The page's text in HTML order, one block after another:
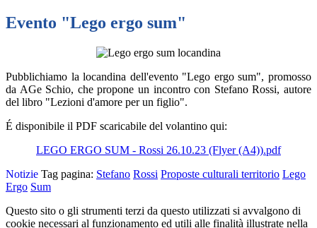
Evento "Lego ergo sum"
Pubblichiamo la locandina dell'evento "Lego ergo sum", promosso
da AGe Schio, che propone un incontro con Stefano Rossi, autore
del libro "Lezioni d'amore per un figlio".
É disponibile il PDF scaricabile del volantino qui:
LEGO ERGO SUM - Rossi 26.10.23 (Flyer (A4)).pdf
Notizie Tag pagina: Stefano Rossi Proposte culturali territorio Lego
Ergo Sum
Questo sito o gli strumenti terzi da questo utilizzati si avvalgono di
cookie necessari al funzionamento ed utili alle finalità illustrate nella